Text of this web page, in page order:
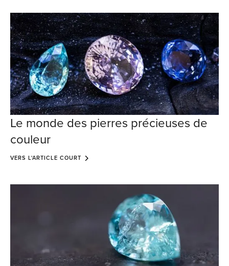
Le monde des pierres précieuses de
couleur
VERS L'ARTICLE COURT